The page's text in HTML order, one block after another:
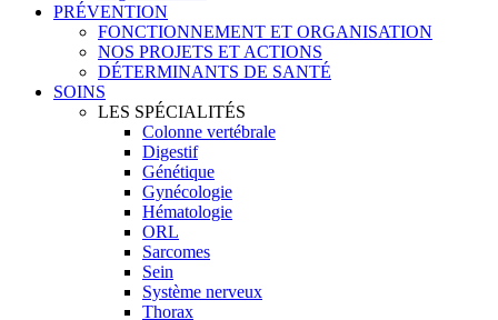
PRÉVENTION
FONCTIONNEMENT ET ORGANISATION
NOS PROJETS ET ACTIONS
DÉTERMINANTS DE SANTÉ
SOINS
LES SPÉCIALITÉS
Colonne vertébrale
Digestif
Génétique
Gynécologie
Hématologie
ORL
Sarcomes
Sein
Système nerveux
Thorax